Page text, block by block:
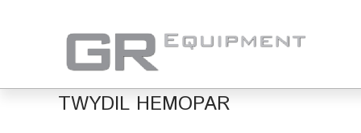
TWYDIL HEMOPAR